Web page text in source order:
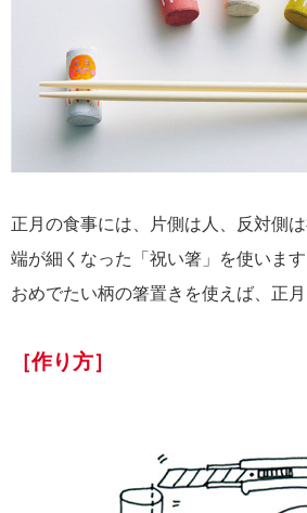
正月の食事には、片側は人、反対側
端が細くなった「祝い箸」を使います
おめでたい柄の箸置きを使えば、正月
［作り方］